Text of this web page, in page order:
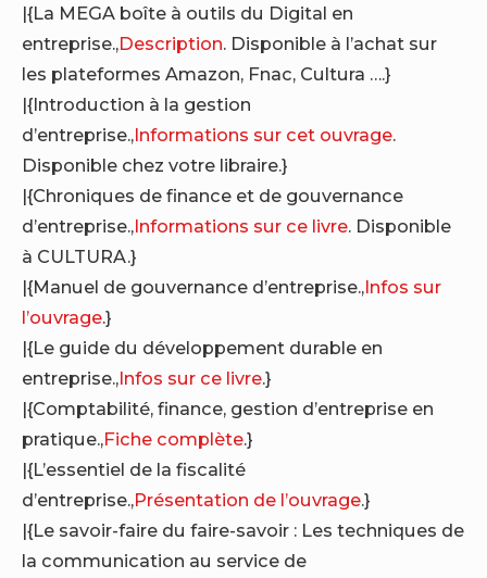
|{La MEGA boîte à outils du Digital en
entreprise.,Description. Disponible à l’achat sur
les plateformes Amazon, Fnac, Cultura ….}
|{Introduction à la gestion
d’entreprise.,Informations sur cet ouvrage.
Disponible chez votre libraire.}
|{Chroniques de finance et de gouvernance
d’entreprise.,Informations sur ce livre. Disponible
à CULTURA.}
|{Manuel de gouvernance d’entreprise.,Infos sur
l’ouvrage.}
|{Le guide du développement durable en
entreprise.,Infos sur ce livre.}
|{Comptabilité, finance, gestion d’entreprise en
pratique.,Fiche complète.}
|{L’essentiel de la fiscalité
d’entreprise.,Présentation de l’ouvrage.}
|{Le savoir-faire du faire-savoir : Les techniques de
la communication au service de